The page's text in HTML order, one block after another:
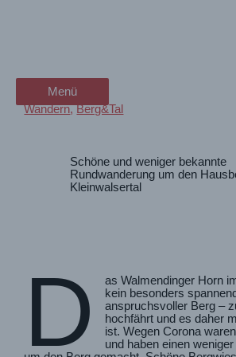
Menü
Menü
Wandern,Berg&Tal
Schöne und weniger bekannte
Rundwanderung um den
Kleinwalsertal
D
as Walmendinger Horn
kein besonders
anspruchsvoller Berg –
hochfährt und es daher
ist. Wegen Corona
und haben einen